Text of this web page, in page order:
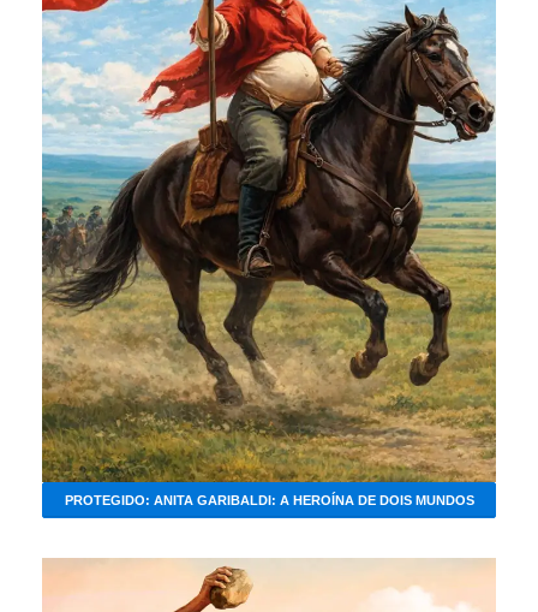
PROTEGIDO: ANITA GARIBALDI: A HEROÍNA DE DOIS MUNDOS